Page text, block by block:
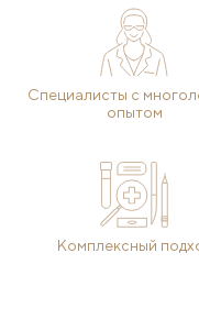
Специалисты с
опытом
Комплексный